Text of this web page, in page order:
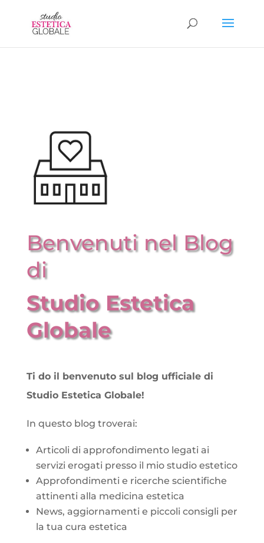
Benvenuti nel Blog
di
Studio Estetica
Globale
Ti do il benvenuto sul blog ufficiale di
Studio Estetica Globale!
In questo blog troverai:
Articoli di approfondimento legati ai
servizi erogati presso il mio studio estetico
Approfondimenti e ricerche scientifiche
attinenti alla medicina estetica
News, aggiornamenti e piccoli consigli per
la tua cura estetica